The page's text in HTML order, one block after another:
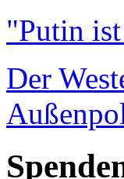
"Putin
Der